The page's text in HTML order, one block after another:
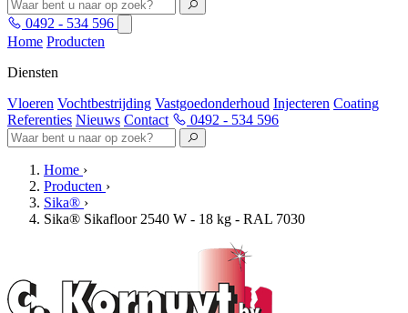
0492 - 534 596
Home Producten
Diensten
Vloeren Vochtbestrijding Vastgoedonderhoud Injecteren Coating
Referenties Nieuws Contact 0492 - 534 596
Home ›
Producten ›
Sika® ›
Sika® Sikafloor 2540 W - 18 kg - RAL 7030